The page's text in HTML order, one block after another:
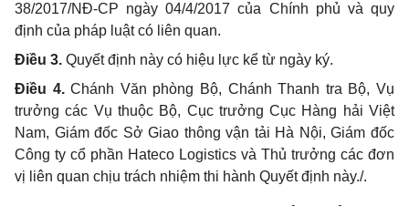
38/2017/NĐ-CP ngày 04/4/2017 của Chính phủ và quy
định của pháp luật có liên quan.
Điều 3. Quyết định này có hiệu lực kể từ ngày ký.
Điều 4. Chánh Văn phòng Bộ, Chánh Thanh tra Bộ, Vụ
trưởng các Vụ thuộc Bộ, Cục trưởng Cục Hàng hải Việt
Nam, Giám đốc Sở Giao thông vận tải Hà Nội, Giám đốc
Công ty cổ phần Hateco Logistics và Thủ trưởng các đơn
vị liên quan chịu trách nhiệm thi hành Quyết định này./.